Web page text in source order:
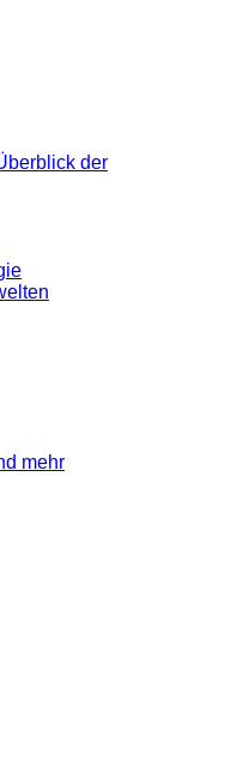
der
mehr